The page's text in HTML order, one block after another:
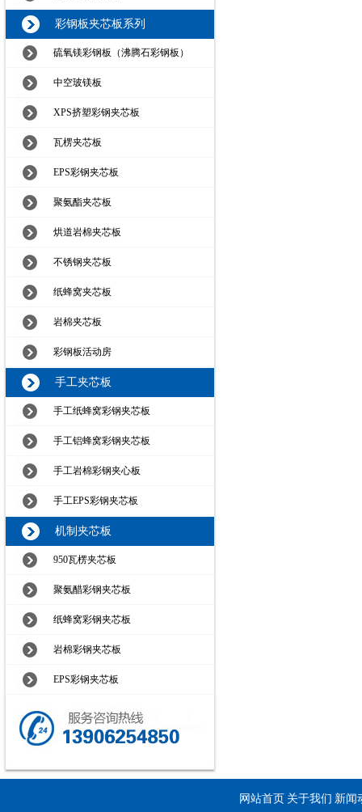
彩钢板夹芯板系列
硫氧镁彩钢板（沸腾石彩钢板）
中空玻镁板
XPS挤塑彩钢夹芯板
瓦楞夹芯板
EPS彩钢夹芯板
聚氨酯夹芯板
烘道岩棉夹芯板
不锈钢夹芯板
纸蜂窝夹芯板
岩棉夹芯板
彩钢板活动房
手工夹芯板
手工纸蜂窝彩钢夹芯板
手工铝蜂窝彩钢夹芯板
手工岩棉彩钢夹心板
手工EPS彩钢夹芯板
机制夹芯板
950瓦楞夹芯板
聚氨醋彩钢夹芯板
纸蜂窝彩钢夹芯板
岩棉彩钢夹芯板
EPS彩钢夹芯板
网站首页 关于我们 新闻